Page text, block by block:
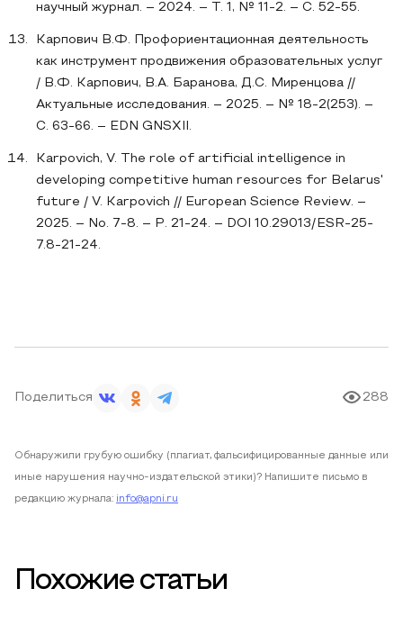
научный журнал. – 2024. – Т. 1, № 11-2. – С. 52-55.
Карпович В.Ф. Профориентационная деятельность
как инструмент продвижения образовательных услуг
/ В.Ф. Карпович, В.А. Баранова, Д.С. Миренцова //
Актуальные исследования. – 2025. – № 18-2(253). –
С. 63-66. – EDN GNSXII.
Karpovich, V. The role of artificial intelligence in
developing competitive human resources for Belarus'
future / V. Karpovich // European Science Review. –
2025. – No. 7-8. – P. 21-24. – DOI 10.29013/ESR-25-
7.8-21-24.
Поделиться 288
Обнаружили грубую ошибку (плагиат, фальсифицированные данные или
иные нарушения научно-издательской этики)? Напишите письмо в
редакцию журнала: info@apni.ru
Похожие статьи